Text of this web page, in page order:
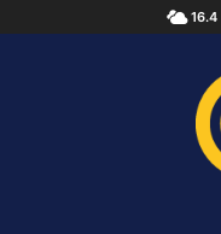
16.4